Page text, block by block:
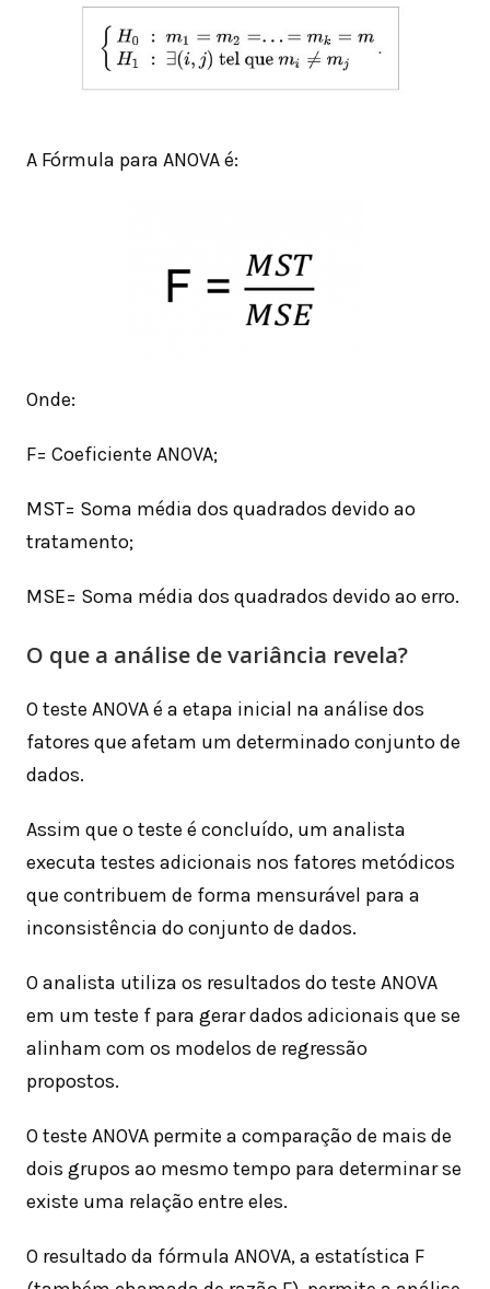
A Fórmula para ANOVA é:
Onde:
F= Coeficiente ANOVA;
MST= Soma média dos quadrados devido ao
tratamento;
MSE= Soma média dos quadrados devido ao erro.​
O que a análise de variância revela?
O teste ANOVA é a etapa inicial na análise dos
fatores que afetam um determinado conjunto de
dados.
Assim que o teste é concluído, um analista
executa testes adicionais nos fatores metódicos
que contribuem de forma mensurável para a
inconsistência do conjunto de dados.
O analista utiliza os resultados do teste ANOVA
em um teste f para gerar dados adicionais que se
alinham com os modelos de regressão
propostos.
O teste ANOVA permite a comparação de mais de
dois grupos ao mesmo tempo para determinar se
existe uma relação entre eles.
O resultado da fórmula ANOVA, a estatística F